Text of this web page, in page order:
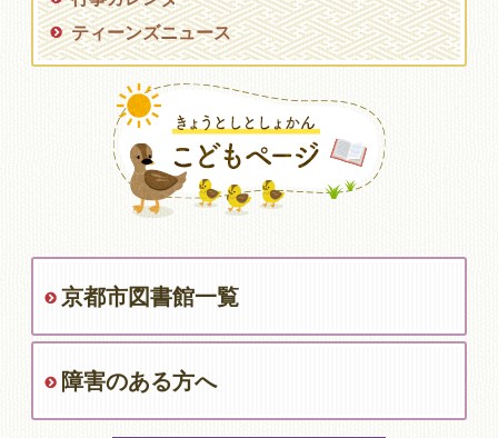
ティーンズニュース
京都市図書館一覧
障害のある方へ